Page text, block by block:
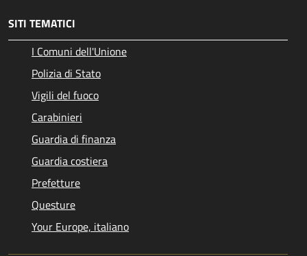
SITI TEMATICI
I Comuni dell'Unione
Polizia di Stato
Vigili del fuoco
Carabinieri
Guardia di finanza
Guardia costiera
Prefetture
Questure
Your Europe, italiano